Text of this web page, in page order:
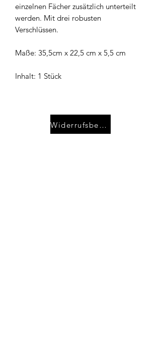
einzelnen Fächer zusätzlich unterteilt
werden. Mit drei robusten
Verschlüssen.
Maße: 35,5cm x 22,5 cm x 5,5 cm
Inhalt: 1 Stück
Widerrufsbelehrung